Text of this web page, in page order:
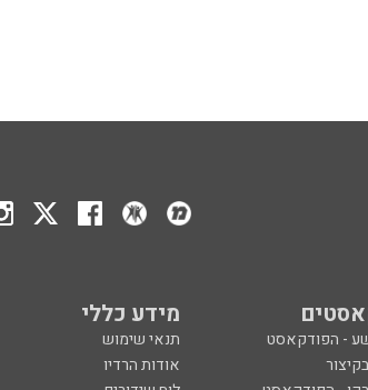
מידע כללי
- הפודקאסט
תנאי שימוש
בקיצור
אודות הרדיו